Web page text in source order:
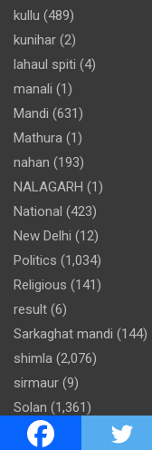
kullu (489)
kunihar (2)
lahaul spiti (4)
manali (1)
Mandi (631)
Mathura (1)
nahan (193)
NALAGARH (1)
National (423)
New Delhi (12)
Politics (1,034)
Religious (141)
result (6)
Sarkaghat mandi (144)
shimla (2,076)
sirmaur (9)
Solan (1,361)
Sports(162)